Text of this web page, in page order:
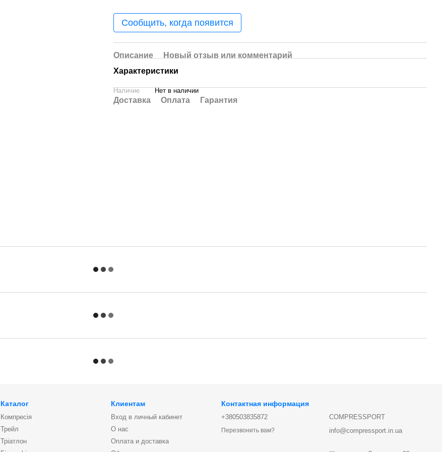
Сообщить, когда появится
Описание
Новый отзыв или комментарий
Характеристики
Наличие Нет в наличии
Доставка Оплата Гарантия
Каталог
Компресія
Трейл
Тріатлон
Клиентам
Вход в личный кабинет
О нас
Оплата и доставка
Контактная информация
+380503835872
Перезвонить вам?
COMPRESSPORT
info@compressport.in.ua